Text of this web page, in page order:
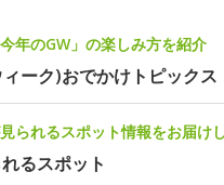
年のGW」の楽しみ方を紹介
ーク)おでかけトピックス
られるスポット情報をお届け
るスポット